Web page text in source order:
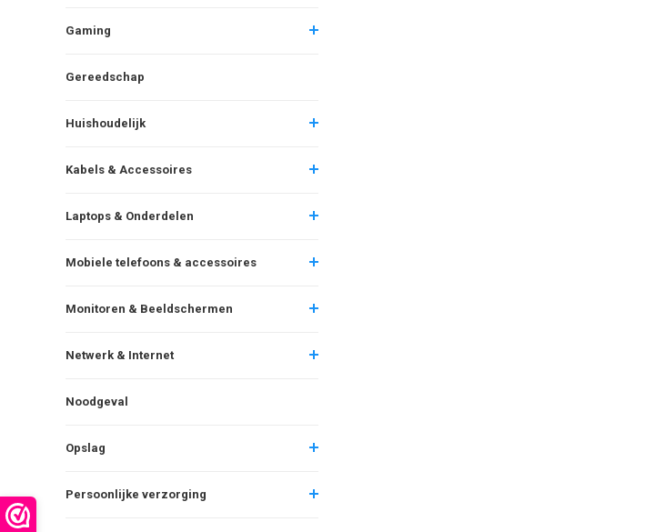
Gaming
Gereedschap
Huishoudelijk
Kabels & Accessoires
Laptops & Onderdelen
Mobiele telefoons & accessoires
Monitoren & Beeldschermen
Netwerk & Internet
Noodgeval
Opslag
Persoonlijke verzorging